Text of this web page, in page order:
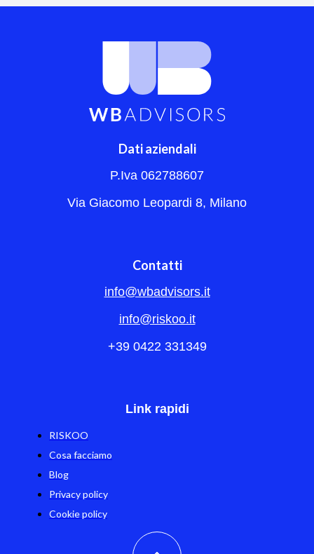
Dati aziendali
P.Iva 062788607
Via Giacomo Leopardi 8, Milano
Contatti
info@wbadvisors.it
info@riskoo.it
+39 0422 331349
Link rapidi
RISKOO
Cosa facciamo
Blog
Privacy policy
Cookie policy